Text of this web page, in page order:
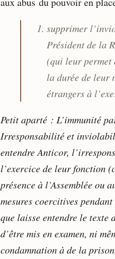
supprimer
Président de la
(qui leur permet
la durée de leur
étrangers à
Petit aparté : L’immunité
Irresponsabilité et
entendre Anticor,
l’exercice de leur fonction
présence à l’Assemblée ou
mesures coercitives
que laisse entendre le texte
d’être mis en examen, ni
condamnation à de la